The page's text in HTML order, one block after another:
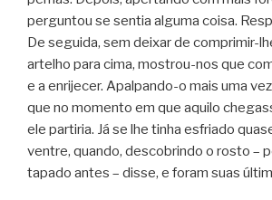
perguntou se sentia alguma coisa.
De seguida, sem deixar de comprimir-
artelho para cima, mostrou-nos que
e a enrijecer. Apalpando-o mais uma
que no momento em que aquilo
ele partiria. Já se lhe tinha esfriado
ventre, quando, descobrindo o rosto –
tapado antes – disse, e foram suas